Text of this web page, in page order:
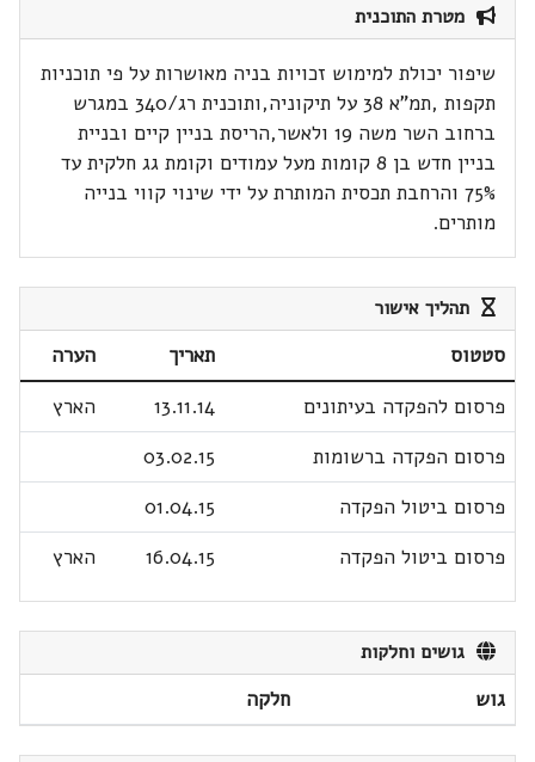
מטרת התוכנית
שיפור יכולת למימוש זכויות בניה מאושרות על פי תוכניות
תקפות ,תמ"א 38 על תיקוניה,ותוכנית רג/340 במגרש
ברחוב השר משה 19 ולאשר,הריסת בניין קיים ובניית
בניין חדש בן 8 קומות מעל עמודים וקומת גג חלקית עד
75% והרחבת תכסית המותרת על ידי שינוי קווי בנייה
מותרים.
תהליך אישור
סטטוס תאריך
הערה
פרסום להפקדה בעיתונים
13.11.14
הארץ
פרסום הפקדה ברשומות
03.02.15
פרסום ביטול הפקדה
01.04.15
פרסום ביטול הפקדה
16.04.15 הארץ
גושים וחלקות
גוש חלקה